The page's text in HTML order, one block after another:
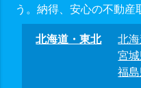
う。納得、安心の不動産
北海道・東北 北
宮
福